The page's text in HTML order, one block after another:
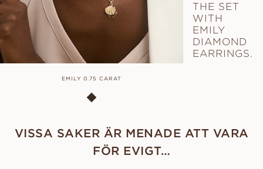
EMILY 0.75 CARAT
THE SET
WITH
EMILY
DIAMOND
EARRINGS.
VISSA SAKER ÄR MENADE ATT VARA
FÖR EVIGT…